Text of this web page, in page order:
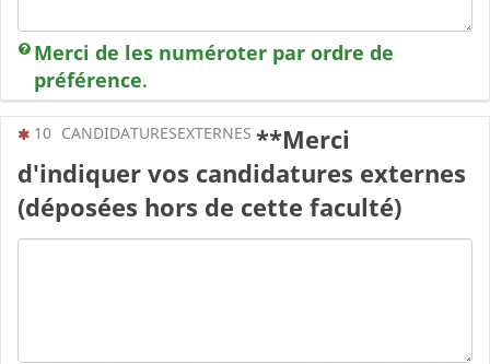
Merci de les numéroter par ordre de
préférence.
(Cette question est obligatoire)
10 CANDIDATURESEXTERNES **Merci
d'indiquer vos candidatures externes
(déposées hors de cette faculté)